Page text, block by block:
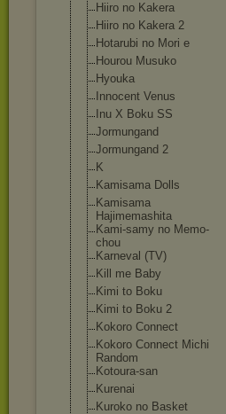
Hiiro no Kakera
Hiiro no Kakera 2
Hotarubi no Mori e
Hourou Musuko
Hyouka
Innocent Venus
Inu X Boku SS
Jormungand
Jormungand 2
K
Kamisama Dolls
Kamisama
Hajimemashita
Kami-samy no Memo-
chou
Karneval (TV)
Kill me Baby
Kimi to Boku
Kimi to Boku 2
Kokoro Connect
Kokoro Connect Michi
Random
Kotoura-san
Kurenai
Kuroko no Basket